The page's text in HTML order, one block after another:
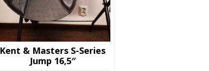
Kent & Masters S-Series
Jump 16,5″